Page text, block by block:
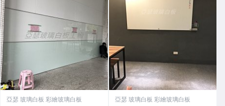
亞瑟 玻璃白板 彩繪玻璃白板 亞瑟 玻璃白板 彩繪玻璃白板